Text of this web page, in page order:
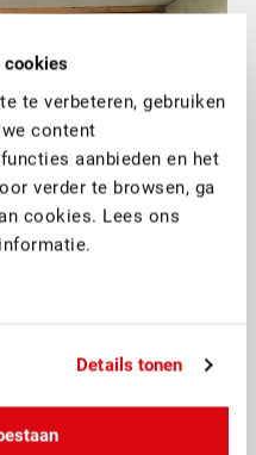
te verbeteren, gebruiken
content
aanbieden en het
verder te browsen, ga
cookies. Lees ons
Details tonen
maken we bewuste en
leven, zoals
hergebruikt als